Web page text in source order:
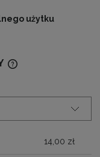
użytku
14,00 zł